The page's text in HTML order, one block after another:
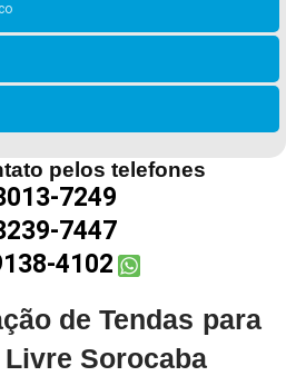
pelos telefones
7249
7447
4102
de Tendas para
Sorocaba